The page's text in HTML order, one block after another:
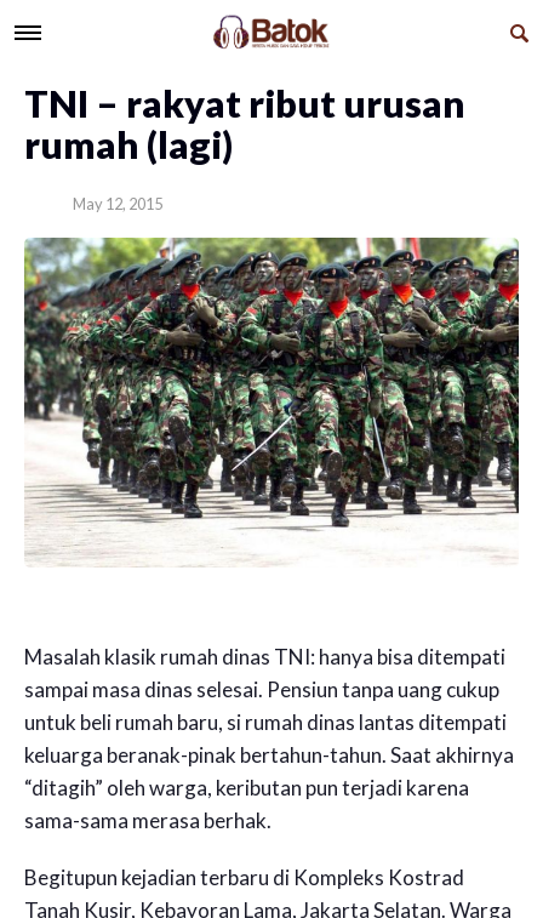
​TNI – rakyat ribut urusan
rumah (lagi)
May 12, 2015
Masalah klasik rumah dinas TNI: hanya bisa ditempati
sampai masa dinas selesai. Pensiun tanpa uang cukup
untuk beli rumah baru, si rumah dinas lantas ditempati
keluarga beranak-pinak bertahun-tahun. Saat akhirnya
“ditagih” oleh warga, keributan pun terjadi karena
sama-sama merasa berhak.
Begitupun kejadian terbaru di Kompleks Kostrad
Tanah Kusir, Kebayoran Lama, Jakarta Selatan. Warga